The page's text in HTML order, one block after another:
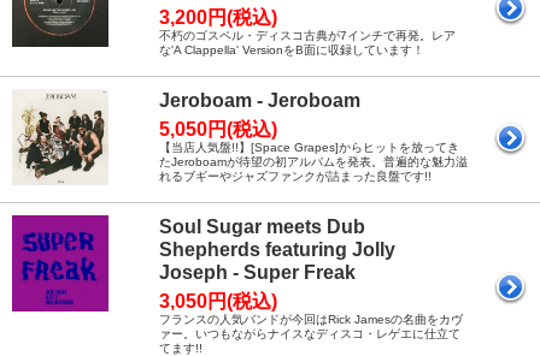
3,200円(税込)
不朽のゴスペル・ディスコ古典が7インチで再発。レア
な'A Clappella' VersionをB面に収録しています！
Jeroboam - Jeroboam
5,050円(税込)
【当店人気盤!!】[Space Grapes]からヒットを放ってき
たJeroboamが待望の初アルバムを発表。普遍的な魅力溢
れるブギーやジャズファンクが詰まった良盤です!!
Soul Sugar meets Dub
Shepherds featuring Jolly
Joseph - Super Freak
3,050円(税込)
フランスの人気バンドが今回はRick Jamesの名曲をカヴ
ァー。いつもながらナイスなディスコ・レゲエに仕立て
てます!!